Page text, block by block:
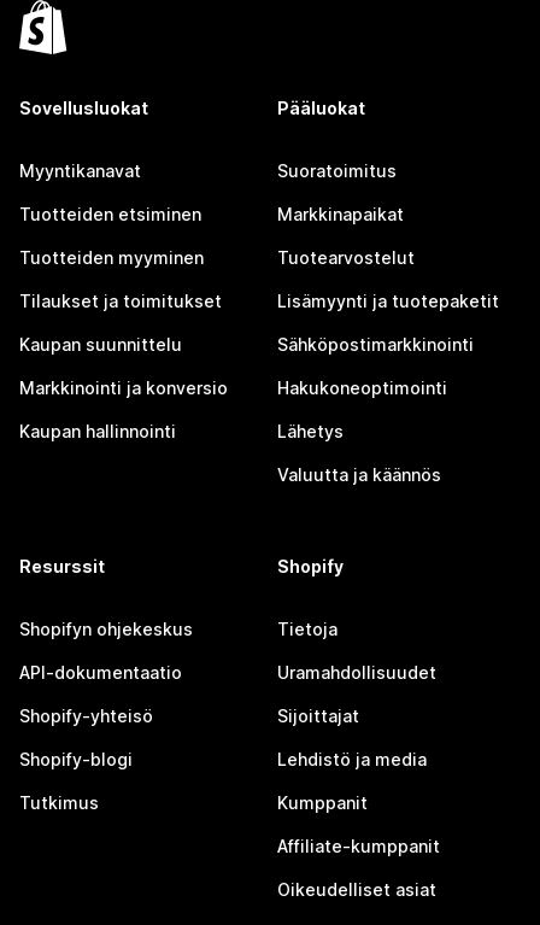
Sovellusluokat
Myyntikanavat
Tuotteiden etsiminen
Tuotteiden myyminen
Tilaukset ja toimitukset
Kaupan suunnittelu
Markkinointi ja konversio
Kaupan hallinnointi
Pääluokat
Suoratoimitus
Markkinapaikat
Tuotearvostelut
Lisämyynti ja tuotepaketit
Sähköpostimarkkinointi
Hakukoneoptimointi
Lähetys
Valuutta ja käännös
Resurssit
Shopifyn ohjekeskus
API-dokumentaatio
Shopify-yhteisö
Shopify-blogi
Tutkimus
Shopify
Tietoja
Uramahdollisuudet
Sijoittajat
Lehdistö ja media
Kumppanit
Affiliate-kumppanit
Oikeudelliset asiat